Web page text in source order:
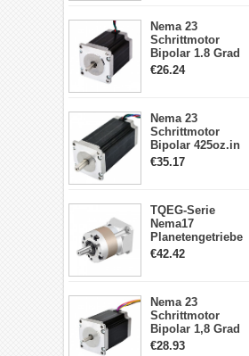
Nema 23
Schrittmotor
Bipolar 1.8 Grad
1.9Nm 3A 3.36V 4
€26.24
Nema 23
Schrittmotor
Bipolar 425oz.in
4.2A 57x57x114mm
€35.17
TQEG-Serie
Nema17
Planetengetriebe
5:1 Spiel 15Arc-
€42.42
Nema 23
Schrittmotor
Bipolar 1,8 Grad
2,83Nm 4 A 2,26V
€28.93